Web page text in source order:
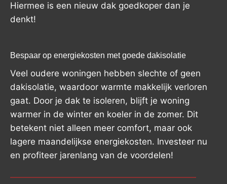
Hiermee is een nieuw dak goedkoper dan je
denkt!
Bespaar op energiekosten met goede dakisolatie
Veel oudere woningen hebben slechte of geen
dakisolatie, waardoor warmte makkelijk verloren
gaat. Door je dak te isoleren, blijft je woning
warmer in de winter en koeler in de zomer. Dit
betekent niet alleen meer comfort, maar ook
lagere maandelijkse energiekosten. Investeer nu
en profiteer jarenlang van de voordelen!